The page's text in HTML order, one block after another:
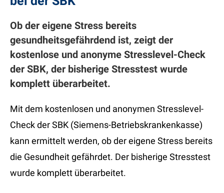
Ob der eigene Stress bereits
gesundheitsgefährdend ist, zeigt der
kostenlose und anonyme Stresslevel-Check
der SBK, der bisherige Stresstest wurde
komplett überarbeitet.
Mit dem kostenlosen und anonymen Stresslevel-
Check der SBK (Siemens-Betriebskrankenkasse)
kann ermittelt werden, ob der eigene Stress bereits
die Gesundheit gefährdet. Der bisherige Stresstest
wurde komplett überarbeitet.